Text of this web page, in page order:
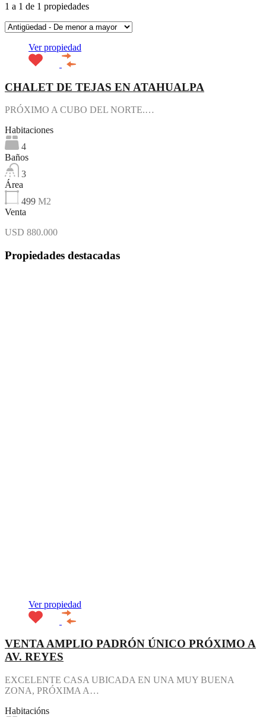
1 a 1 de 1 propiedades
Ver propiedad
CHALET DE TEJAS EN ATAHUALPA
PRÓXIMO A CUBO DEL NORTE.…
Habitaciones
4
Baños
3
Área
499 M2
Venta
USD 880.000
Propiedades destacadas
Ver propiedad
VENTA AMPLIO PADRÓN ÚNICO PRÓXIMO A
AV. REYES
EXCELENTE CASA UBICADA EN UNA MUY BUENA
ZONA, PRÓXIMA A…
Habitacións